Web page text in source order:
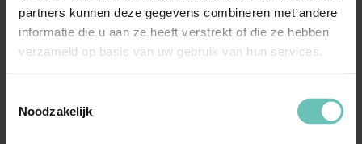
partners kunnen deze gegevens combineren met andere
informatie die u aan ze heeft verstrekt of die ze hebben
verzameld op basis van uw gebruik van hun services.
Noodzakelijk
test_coo Google
Gebruikt om te
controleren of
1 dag